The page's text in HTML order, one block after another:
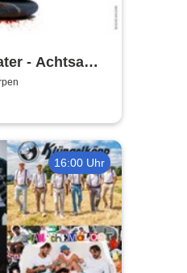
- Achtsam
16:00 Uhr